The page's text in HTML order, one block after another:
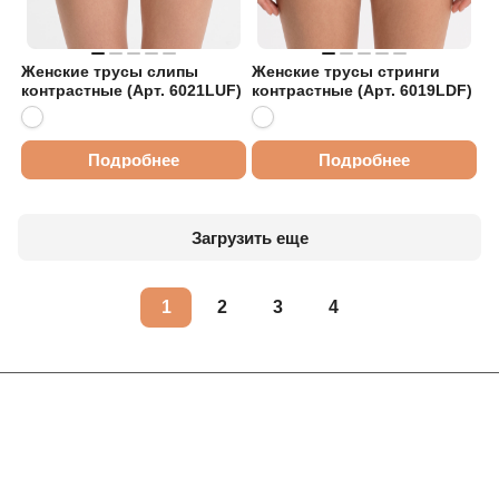
Женские трусы слипы
контрастные (Арт. 6021LUF)
Подробнее
Женские трусы стринги
контрастные (Арт. 6019LDF)
Подробнее
Загрузить еще
1 2 3 4